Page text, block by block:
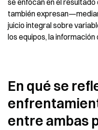
se enfocan en el resultado
también
juicio integral sobre
los equipos, la
En qué se
entre ambas